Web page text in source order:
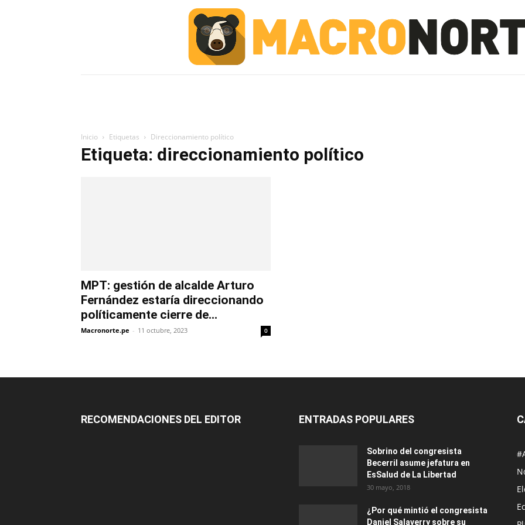
Inicio Etiquetas Direccionamiento político
Etiqueta: direccionamiento político
MPT: gestión de alcalde Arturo
Fernández estaría direccionando
políticamente cierre de...
Macronorte.pe - 11 octubre, 2023 0
RECOMENDACIONES DEL EDITOR ENTRADAS POPULARES
Sobrino del congresista
Becerril asume jefatura en
EsSalud de La Libertad
30 mayo, 2018
¿Por qué mintió el congresista
Daniel Salaverry sobre su